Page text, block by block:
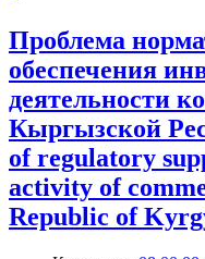
Проблема
обеспечения
деятельности
Кыргызской
of regulatory
activity of
Republic of